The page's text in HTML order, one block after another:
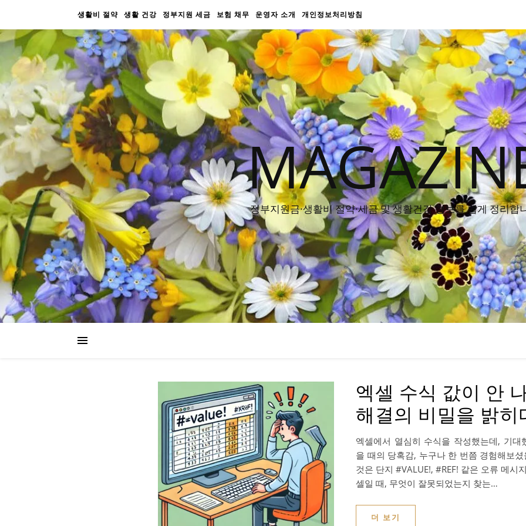
생활비 절약 생활 건강 정부지원 세금 보험 채무 운영자 소개 개인정보처리방침
정부지원금·생활비 절약·세금 및 생활건강 정보를 쉽게 정리합
엑셀 수식 값이 안
해결의 비밀을 밝히
엑셀에서 열심히 수식을 작성했는데, 기
을 때의 당혹감, 누구나 한 번쯤 경험해보
것은 단지 #VALUE!, #REF! 같은 오류 메시
셀일 때, 무엇이 잘못되었는지 찾는…
더 보기